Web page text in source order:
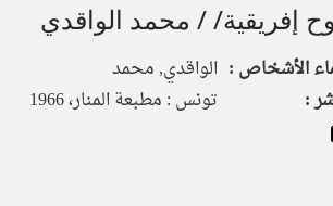
إفريقية/ / محمد الواقدي
الأشخاص : الواقدي, محمد
:
تونس : مطبعة المنار، 1966